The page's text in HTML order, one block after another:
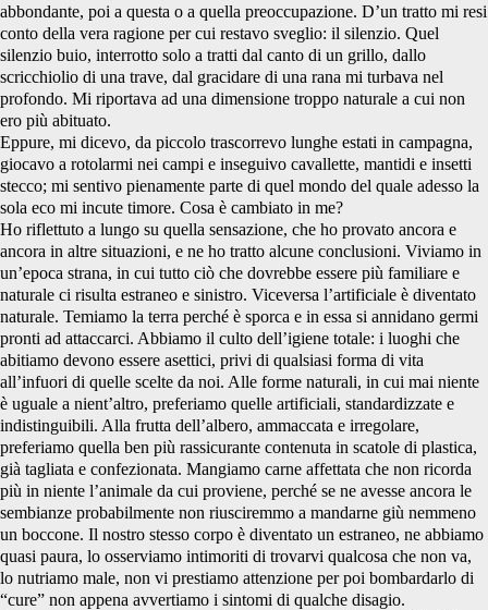
abbondante, poi a questa o a quella preoccupazione. D’un tratto mi resi
conto della vera ragione per cui restavo sveglio: il silenzio. Quel
silenzio buio, interrotto solo a tratti dal canto di un grillo, dallo
scricchiolio di una trave, dal gracidare di una rana mi turbava nel
profondo. Mi riportava ad una dimensione troppo naturale a cui non
ero più abituato.
Eppure, mi dicevo, da piccolo trascorrevo lunghe estati in campagna,
giocavo a rotolarmi nei campi e inseguivo cavallette, mantidi e insetti
stecco; mi sentivo pienamente parte di quel mondo del quale adesso la
sola eco mi incute timore. Cosa è cambiato in me?
Ho riflettuto a lungo su quella sensazione, che ho provato ancora e
ancora in altre situazioni, e ne ho tratto alcune conclusioni. Viviamo in
un’epoca strana, in cui tutto ciò che dovrebbe essere più familiare e
naturale ci risulta estraneo e sinistro. Viceversa l’artificiale è diventato
naturale. Temiamo la terra perché è sporca e in essa si annidano germi
pronti ad attaccarci. Abbiamo il culto dell’igiene totale: i luoghi che
abitiamo devono essere asettici, privi di qualsiasi forma di vita
all’infuori di quelle scelte da noi. Alle forme naturali, in cui mai niente
è uguale a nient’altro, preferiamo quelle artificiali, standardizzate e
indistinguibili. Alla frutta dell’albero, ammaccata e irregolare,
preferiamo quella ben più rassicurante contenuta in scatole di plastica,
già tagliata e confezionata. Mangiamo carne affettata che non ricorda
più in niente l’animale da cui proviene, perché se ne avesse ancora le
sembianze probabilmente non riusciremmo a mandarne giù nemmeno
un boccone. Il nostro stesso corpo è diventato un estraneo, ne abbiamo
quasi paura, lo osserviamo intimoriti di trovarvi qualcosa che non va,
lo nutriamo male, non vi prestiamo attenzione per poi bombardarlo di
“cure” non appena avvertiamo i sintomi di qualche disagio.